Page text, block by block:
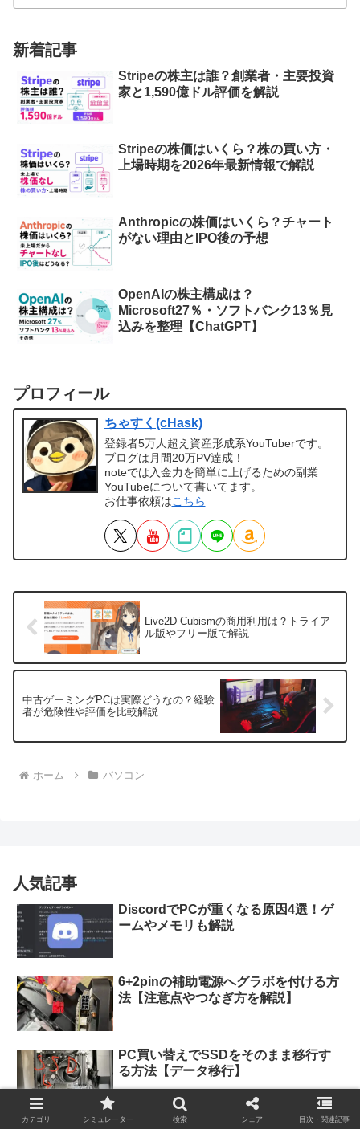
新着記事
Stripeの株主は誰？創業者・主要投資
家と1,590億ドル評価を解説
Stripeの株価はいくら？株の買い方・
上場時期を2026年最新情報で解説
Anthropicの株価はいくら？チャート
がない理由とIPO後の予想
OpenAIの株主構成は？
Microsoft27％・ソフトバンク13％見
込みを整理【ChatGPT】
プロフィール
ちゃすく(cHask)
登録者5万人超え資産形成系YouTuberです。
ブログは月間20万PV達成！
noteでは入金力を簡単に上げるための副業
YouTubeについて書いてます。
お仕事依頼はこちら
Live2D Cubismの商用利用は？トライア
ル版やフリー版で解説
中古ゲーミングPCは実際どうなの？経験
者が危険性や評価を比較解説
ホーム パソコン
人気記事
DiscordでPCが重くなる原因4選！ゲ
ームやメモリも解説
6+2pinの補助電源へグラボを付ける方
法【注意点やつなぎ方を解説】
PC買い替えでSSDをそのまま移行す
る方法【データ移行】
カテゴリ シミュレーター 検索 シェア 目次・関連記事